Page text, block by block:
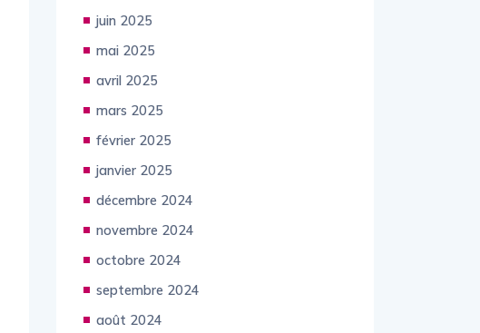
juin 2025
mai 2025
avril 2025
mars 2025
février 2025
janvier 2025
décembre 2024
novembre 2024
octobre 2024
septembre 2024
août 2024